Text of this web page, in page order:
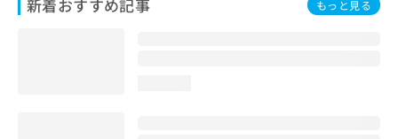
新着おすすめ記事 もっと見る
お